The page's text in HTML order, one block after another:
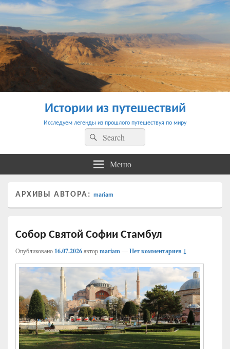
Истории из путешествий
Исследуем легенды из прошлого путешествуя по миру
Найти:Поиск
Меню
АРХИВЫ АВТОРА: mariam
Собор Святой Софии Стамбул
Опубликовано 16.07.2026авторmariam—Нет комментариев ↓